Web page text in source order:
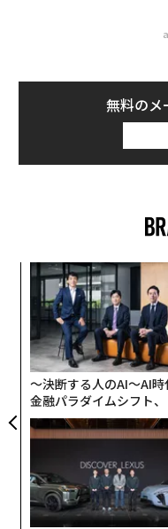
無料のメ
〜決断する人のAI〜AI時
金融パラダイムシフト
個別化」の核心 【
ェルスナビ×PwC】